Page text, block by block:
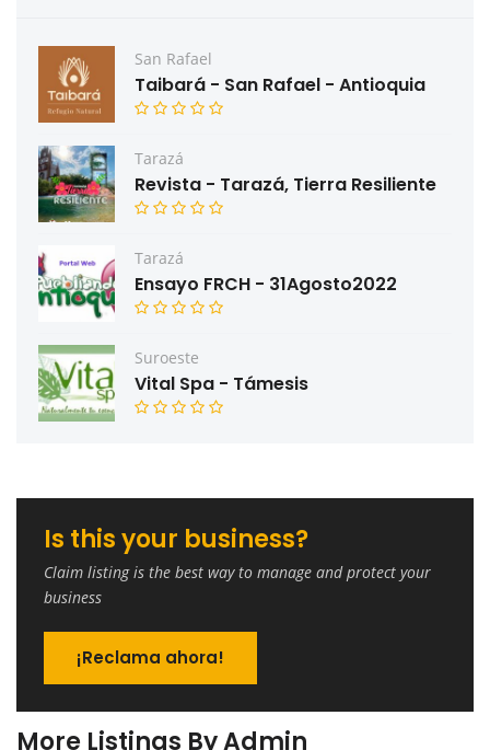
San Rafael
Taibará - San Rafael - Antioquia
Tarazá
Revista - Tarazá, Tierra Resiliente
Tarazá
Ensayo FRCH - 31Agosto2022
Suroeste
Vital Spa - Támesis
Is this your business?
Claim listing is the best way to manage and protect your
business
¡Reclama ahora!
More Listings By Admin